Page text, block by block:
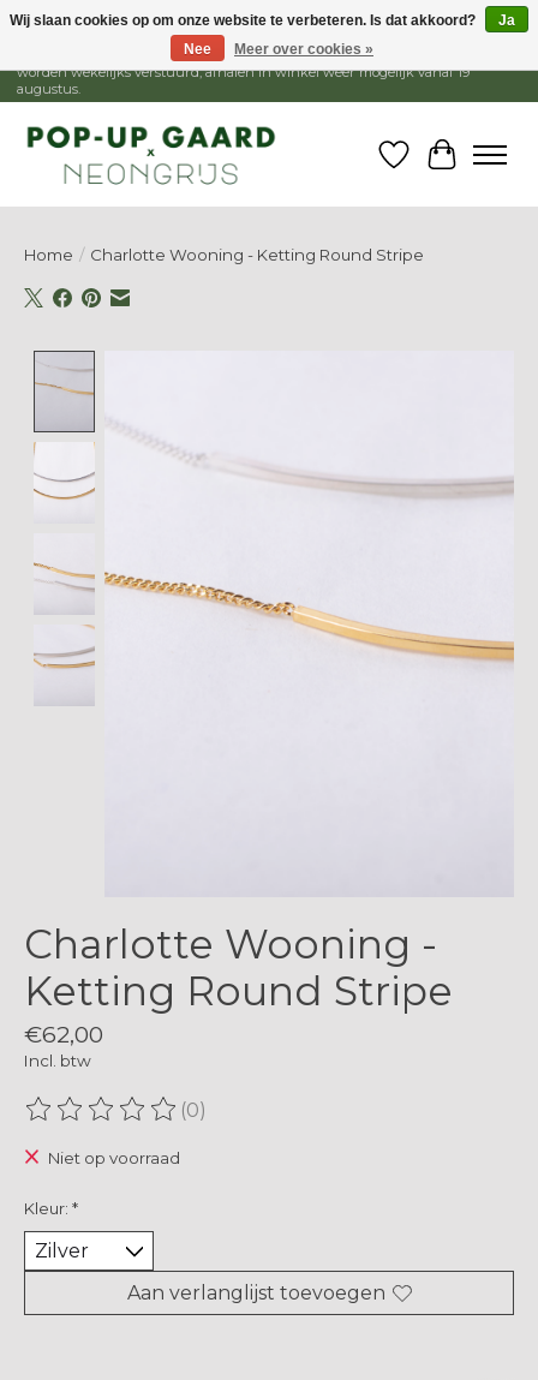
1 - 15 augustus is de winkel gesloten, webshop blijft open. Bestellingen
worden wekelijks verstuurd, afhalen in winkel weer mogelijk vanaf 19
augustus.
Verlanglijst
Home / Charlotte Wooning - Ketting Round Stripe
Charlotte Wooning -
Ketting Round Stripe
€62,00
Incl. btw
De beoordeling van dit product is
(0)
Niet op voorraad
Kleur: *
Aan verlanglijst toevoegen
Wij slaan cookies op om onze website te verbeteren. Is dat akkoord?
Ja
Nee
Meer over cookies »